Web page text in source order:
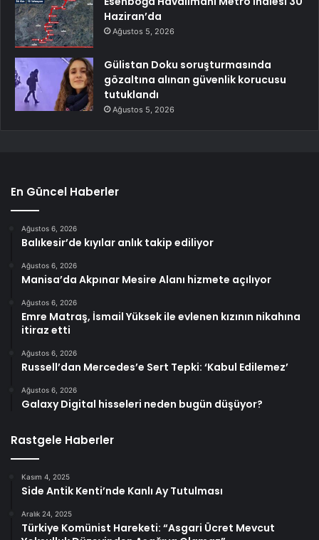
Haziran’da
Ağustos 5, 2026
Gülistan Doku soruşturmasında
gözaltına alınan güvenlik korucusu
tutuklandı
Ağustos 5, 2026
En Güncel Haberler
Ağustos 6, 2026
Balıkesir’de kıyılar anlık takip ediliyor
Ağustos 6, 2026
Manisa’da Akpınar Mesire Alanı hizmete açılıyor
Ağustos 6, 2026
Emre Matraş, İsmail Yüksek ile evlenen kızının nikahına
itiraz etti
Ağustos 6, 2026
Russell’dan Mercedes’e Sert Tepki: ‘Kabul Edilemez’
Ağustos 6, 2026
Galaxy Digital hisseleri neden bugün düşüyor?
Rastgele Haberler
Kasım 4, 2025
Side Antik Kenti’nde Kanlı Ay Tutulması
Aralık 24, 2025
Türkiye Komünist Hareketi: “Asgari Ücret Mevcut